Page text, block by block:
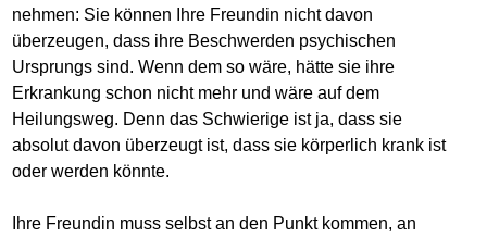
nehmen: Sie können Ihre Freundin nicht davon
überzeugen, dass ihre Beschwerden psychischen
Ursprungs sind. Wenn dem so wäre, hätte sie ihre
Erkrankung schon nicht mehr und wäre auf dem
Heilungsweg. Denn das Schwierige ist ja, dass sie
absolut davon überzeugt ist, dass sie körperlich krank ist
oder werden könnte.
Ihre Freundin muss selbst an den Punkt kommen, an